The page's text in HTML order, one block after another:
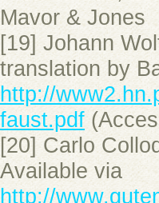
Mavor & Jones
[19] Johann
translation by
http://
faust.pdf
[20] Carlo
Available via
http://